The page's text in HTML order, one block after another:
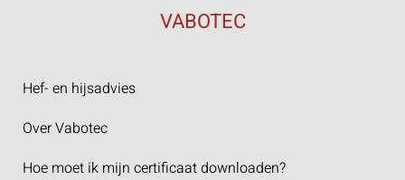
VABOTEC
Hef- en hijsadvies
Over Vabotec
Hoe moet ik mijn certificaat downloaden?